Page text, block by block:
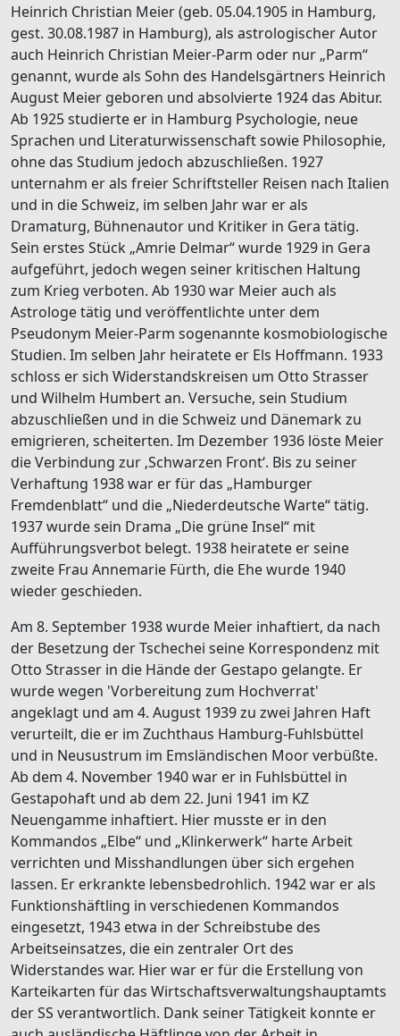
Heinrich Christian Meier (geb. 05.04.1905 in Hamburg,
gest. 30.08.1987 in Hamburg), als astrologischer Autor
auch Heinrich Christian Meier-Parm oder nur „Parm“
genannt, wurde als Sohn des Handelsgärtners Heinrich
August Meier geboren und absolvierte 1924 das Abitur.
Ab 1925 studierte er in Hamburg Psychologie, neue
Sprachen und Literaturwissenschaft sowie Philosophie,
ohne das Studium jedoch abzuschließen. 1927
unternahm er als freier Schriftsteller Reisen nach Italien
und in die Schweiz, im selben Jahr war er als
Dramaturg, Bühnenautor und Kritiker in Gera tätig.
Sein erstes Stück „Amrie Delmar“ wurde 1929 in Gera
aufgeführt, jedoch wegen seiner kritischen Haltung
zum Krieg verboten. Ab 1930 war Meier auch als
Astrologe tätig und veröffentlichte unter dem
Pseudonym Meier-Parm sogenannte kosmobiologische
Studien. Im selben Jahr heiratete er Els Hoffmann. 1933
schloss er sich Widerstandskreisen um Otto Strasser
und Wilhelm Humbert an. Versuche, sein Studium
abzuschließen und in die Schweiz und Dänemark zu
emigrieren, scheiterten. Im Dezember 1936 löste Meier
die Verbindung zur ‚Schwarzen Front‘. Bis zu seiner
Verhaftung 1938 war er für das „Hamburger
Fremdenblatt“ und die „Niederdeutsche Warte“ tätig.
1937 wurde sein Drama „Die grüne Insel“ mit
Aufführungsverbot belegt. 1938 heiratete er seine
zweite Frau Annemarie Fürth, die Ehe wurde 1940
wieder geschieden.
Am 8. September 1938 wurde Meier inhaftiert, da nach
der Besetzung der Tschechei seine Korrespondenz mit
Otto Strasser in die Hände der Gestapo gelangte. Er
wurde wegen 'Vorbereitung zum Hochverrat'
angeklagt und am 4. August 1939 zu zwei Jahren Haft
verurteilt, die er im Zuchthaus Hamburg-Fuhlsbüttel
und in Neusustrum im Emsländischen Moor verbüßte.
Ab dem 4. November 1940 war er in Fuhlsbüttel in
Gestapohaft und ab dem 22. Juni 1941 im KZ
Neuengamme inhaftiert. Hier musste er in den
Kommandos „Elbe“ und „Klinkerwerk“ harte Arbeit
verrichten und Misshandlungen über sich ergehen
lassen. Er erkrankte lebensbedrohlich. 1942 war er als
Funktionshäftling in verschiedenen Kommandos
eingesetzt, 1943 etwa in der Schreibstube des
Arbeitseinsatzes, die ein zentraler Ort des
Widerstandes war. Hier war er für die Erstellung von
Karteikarten für das Wirtschaftsverwaltungshauptamts
der SS verantwortlich. Dank seiner Tätigkeit konnte er